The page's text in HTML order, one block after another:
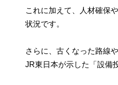
これに加えて、人材確保
状況です。
さらに、古くなった路線
JR東日本が示した「設備